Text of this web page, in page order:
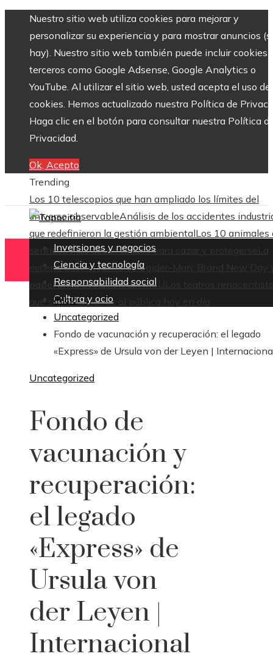
Nuestro sitio web utiliza cookies para mejorar y
personalizar su experiencia y para mostrar anuncios
hay). Nuestro sitio web también puede incluir cookies
terceros como Google Adsense, Google Analytics o
YouTube. Al utilizar el sitio web, usted acepta el uso de
cookies. Hemos actualizado nuestra Política de
Haga clic en el botón para consultar nuestra Política
Privacidad.
Ok, Acepto
Trending
Los 10 telescopios que han ampliado los límites del
universo observableAnálisis de los accidentes
que redefinieron la gestión ambientalLos 10 animales
sentidos más desarrollados para cazar y protegerse La
escena post-créditos de Spider-Man: Brand New Day
papel en la evolución del MCU
Los teatros
que siguen abiertos al público hoy en día
Inversiones y negocios
Ciencia y tecnología
Responsabilidad social
Cultura y ocio
Inicio
Uncategorized
Fondo de vacunación y recuperación: el legado
«Express» de Ursula von der Leyen |
Uncategorized
Fondo de
vacunación y
recuperación:
el legado
«Express» de
Ursula von
der Leyen |
Internacional